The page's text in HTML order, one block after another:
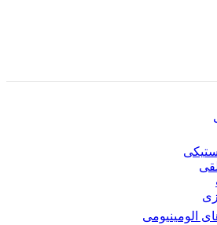
الومینیومی